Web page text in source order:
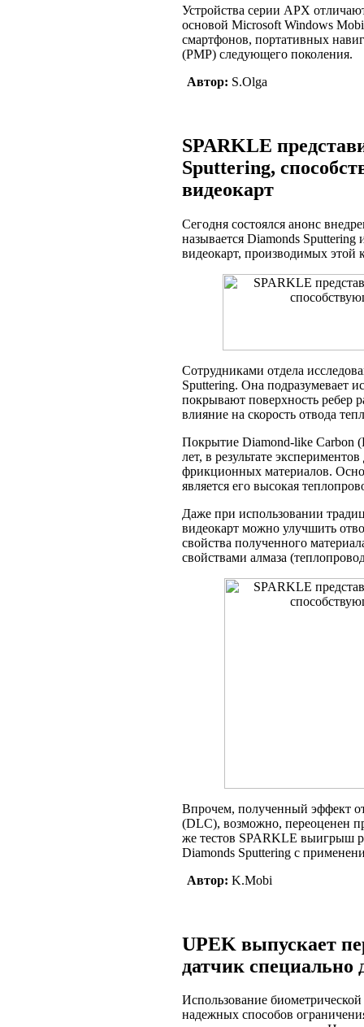
Устройства серии APX
основой Microsoft Windows
смартфонов, портативных
(PMP) следующего поколения.
Автор: S.Olga
SPARKLE
Sputtering,
видеокарт
Сегодня состоялся анонс
называется Diamonds
видеокарт, производимых этой
Сотрудниками отдела
Sputtering. Она подразумевает
покрывают поверхность ребер
влияние на скорость отвода
Покрытие Diamond-like Carbon
лет, в результате
фрикционных материалов.
является его высокая
Даже при использовании
видеокарт можно улучшить
свойства полученного
свойствами алмаза
Впрочем, полученный эффект
(DLC), возможно, переоценен
же тестов SPARKLE выигрыш
Diamonds Sputtering с
Автор: K.Mobi
UPEK выпускает
датчик специально
Использование
надежных способов